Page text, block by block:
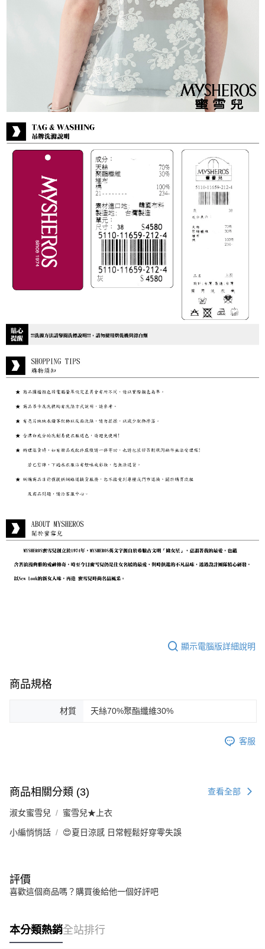
顯示電腦版詳細說明
商品規格
材質 天絲70%聚酯纖維30%
客服
商品相關分類 (3) 查看全部
淑女蜜雪兒 蜜雪兒★上衣
小編悄悄話 😍夏日涼感 日常輕鬆好穿零失誤
評價
喜歡這個商品嗎？購買後給他一個好評吧
本分類熱銷全站排行